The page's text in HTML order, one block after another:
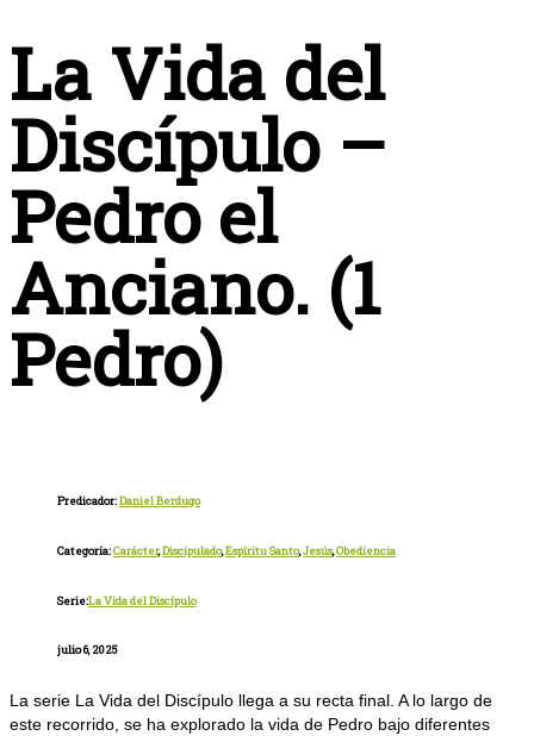
La Vida del
Discípulo –
Pedro el
Anciano. (1
Pedro)
Predicador:Daniel Berdugo
Categoría:Carácter,Discipulado,Espíritu Santo,Jesús,Obediencia
Serie:La Vida del Discípulo
julio 6, 2025
La serie La Vida del Discípulo llega a su recta final. A lo largo de
este recorrido, se ha explorado la vida de Pedro bajo diferentes